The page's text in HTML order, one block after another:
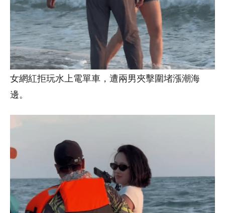
女網紅拒玩水上電單車，遭兩男夾擊圍堵漲潮海
邊。